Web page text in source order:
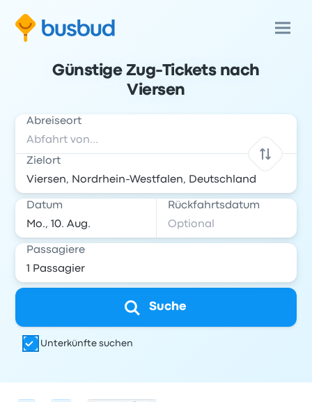
Günstige Zug-Tickets nach
Viersen
Abreiseort
Zielort
Datum Rückfahrtsdatum
Passagiere
Suche
Unterkünfte suchen